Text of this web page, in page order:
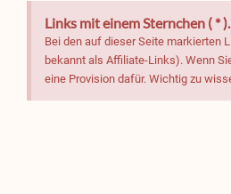
Links mit einem Sternchen ( * ).
Bei den auf dieser Seite markierten
bekannt als Affiliate-Links). Wenn
eine Provision dafür. Wichtig zu